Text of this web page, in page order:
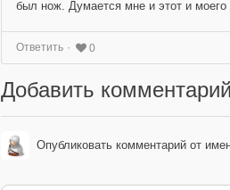
был нож. Думается мне и этот и моего
Ответить 0
Добавить комментарий
Опубликовать комментарий от